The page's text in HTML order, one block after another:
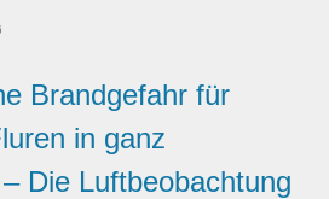
Brandgefahr für
in ganz
Die Luftbeobachtung